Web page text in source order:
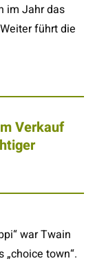
im Jahr das
führt die
Verkauf
war Twain
„choice town“.